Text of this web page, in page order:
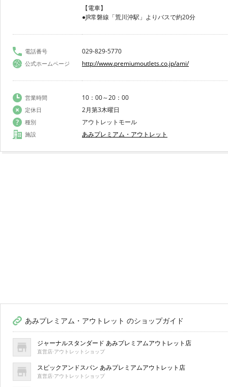
【電車】
●JR常磐線「荒川沖駅」よりバスで約20分
電話番号 029-829-5770
公式ホームページ http://www.premiumoutlets.co.jp/ami/
営業時間 10：00～20：00
定休日 2月第3木曜日
種別 アウトレットモール
施設 あみプレミアム・アウトレット
あみプレミアム・アウトレット のショップガイド
ジャーナルスタンダード あみプレミアムアウトレット店
直営店·アウトレットショップ
スピックアンドスパン あみプレミアムアウトレット店
直営店·アウトレットショップ